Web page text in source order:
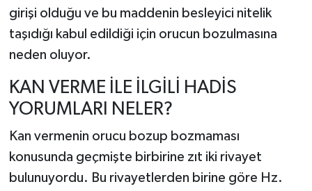
girişi olduğu ve bu maddenin besleyici nitelik
taşıdığı kabul edildiği için orucun bozulmasına
neden oluyor.
KAN VERME İLE İLGİLİ HADİS
YORUMLARI NELER?
Kan vermenin orucu bozup bozmaması
konusunda geçmişte birbirine zıt iki rivayet
bulunuyordu. Bu rivayetlerden birine göre Hz.